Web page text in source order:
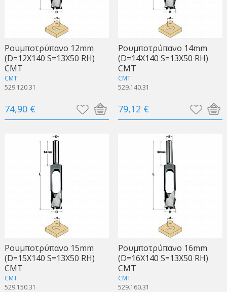
Ρουμποτρύπανο 12mm
(D=12X140 S=13X50 RH)
CMT
CMT
529.120.31
74,90 €
Ρουμποτρύπανο 14mm
(D=14X140 S=13X50 RH)
CMT
CMT
529.140.31
79,12 €
Ρουμποτρύπανο 15mm
(D=15X140 S=13X50 RH)
CMT
CMT
529.150.31
Ρουμποτρύπανο 16mm
(D=16X140 S=13X50 RH)
CMT
CMT
529.160.31